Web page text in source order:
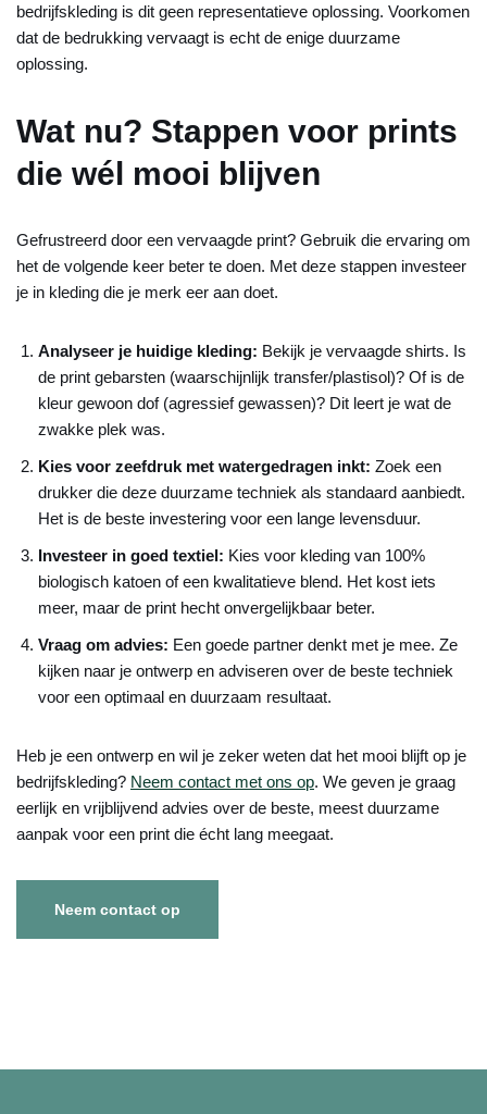
bedrijfskleding is dit geen representatieve oplossing. Voorkomen
dat de bedrukking vervaagt is echt de enige duurzame
oplossing.
Wat nu? Stappen voor prints
die wél mooi blijven
Gefrustreerd door een vervaagde print? Gebruik die ervaring om
het de volgende keer beter te doen. Met deze stappen investeer
je in kleding die je merk eer aan doet.
Analyseer je huidige kleding: Bekijk je vervaagde shirts. Is
de print gebarsten (waarschijnlijk transfer/plastisol)? Of is de
kleur gewoon dof (agressief gewassen)? Dit leert je wat de
zwakke plek was.
Kies voor zeefdruk met watergedragen inkt: Zoek een
drukker die deze duurzame techniek als standaard aanbiedt.
Het is de beste investering voor een lange levensduur.
Investeer in goed textiel: Kies voor kleding van 100%
biologisch katoen of een kwalitatieve blend. Het kost iets
meer, maar de print hecht onvergelijkbaar beter.
Vraag om advies: Een goede partner denkt met je mee. Ze
kijken naar je ontwerp en adviseren over de beste techniek
voor een optimaal en duurzaam resultaat.
Heb je een ontwerp en wil je zeker weten dat het mooi blijft op je
bedrijfskleding? Neem contact met ons op. We geven je graag
eerlijk en vrijblijvend advies over de beste, meest duurzame
aanpak voor een print die écht lang meegaat.
Neem contact op